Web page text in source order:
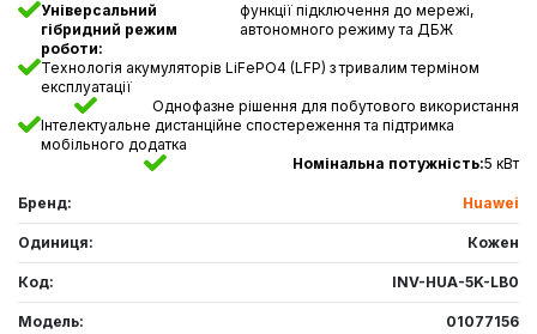
Універсальний
гібридний режим
роботи:
функції підключення до мережі,
автономного режиму та ДБЖ
Технологія акумуляторів LiFePO4 (LFP) з тривалим терміном
експлуатації
Однофазне рішення для побутового використання
Інтелектуальне дистанційне спостереження та підтримка
мобільного додатка
Номінальна потужність:5 кВт
Бренд: Huawei
Одиниця: Кожен
Код: INV-HUA-5K-LB0
Модель: 01077156